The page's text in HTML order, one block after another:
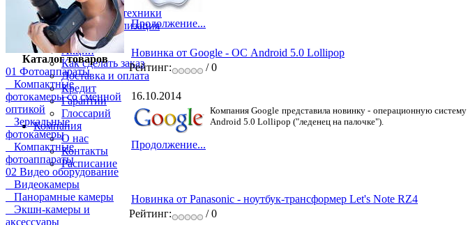
Прокат фототехники
Выкуп и реализация
Покупателям
Акции
Как сделать заказ
Доставка и оплата
Кредит
Гарантии
Глоссарий
Компания
О нас
Контакты
Расписание
Каталог товаров
01 Фотоаппараты
Компактные
фотокамеры со сменной
оптикой
Зеркальные
фотокамеры
Компактные
фотоаппараты
02 Видео оборудование
Видеокамеры
Панорамные камеры
Экшн-камеры и
аксессуары
Продолжение...
Новинка от Google - ОС Android 5.0 Lollipop
Рейтинг:
/ 0
16.10.2014
Компания Google представила новинку - операционную систему
Android 5.0 Lollipop ("леденец на палочке").
Продолжение...
Новинка от Panasonic - ноутбук-трансформер Let's Note RZ4
Рейтинг:
/ 0